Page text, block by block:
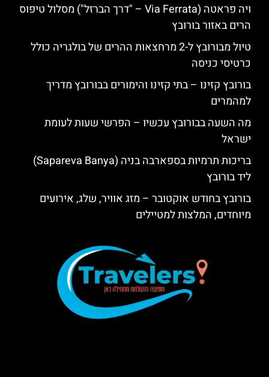
ויה פראטה (Via Ferrata – "דרך הברזל") מסלול טיפוס
הרים באזור בורובץ
טיול מבורובץ ל-2 מרחצאות ההרים של בולגריה כולל
כרטיסי כניסה
בורובץ קזינו – בתי קזינו והימורים בבורובץ מדריך
למהמרים
מה השעה בבורובץ עכשיו – הפרשי שעות לעומת
ישראל
בריכות תרמיות בספארבה בניה (Sapareva Banya)
ליד בורובץ
בורובץ בחודש אוקטובר – מזג אוויר, שלג, אירועים
מיוחדים, המלצות למטיילים